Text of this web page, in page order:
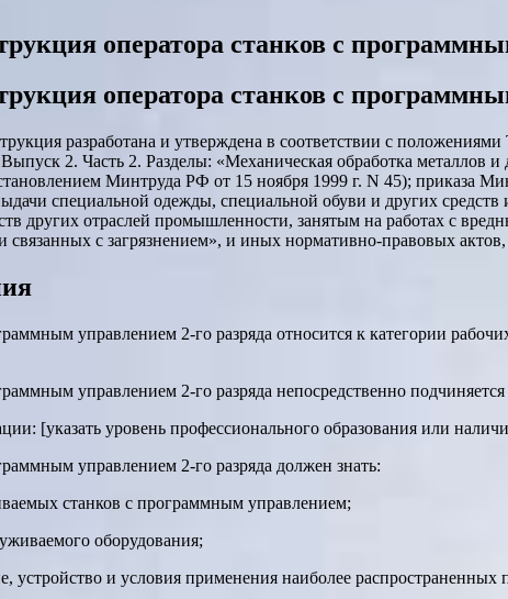
оператора станков с
оператора станков с
разработана и утверждена в соответствии с
2. Часть 2. Разделы: «Механическая обработка
Минтруда РФ от 15 ноября 1999 г. N 45); приказа
специальной одежды, специальной обуви и других
других отраслей промышленности, занятым на работах с
связанных с загрязнением», и иных нормативно-правовых
управлением 2-го разряда относится к категории
управлением 2-го разряда непосредственно
[указать уровень профессионального образования или
управлением 2-го разряда должен знать:
станков с программным управлением;
оборудования;
устройство и условия применения наиболее